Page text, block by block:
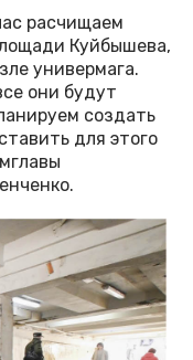
расчищаем
Куйбышева,
универмага.
они будут
создать
для этого